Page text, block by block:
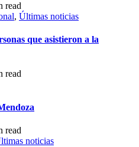
read
, Últimas noticias
que asistieron a la
read
read
noticias